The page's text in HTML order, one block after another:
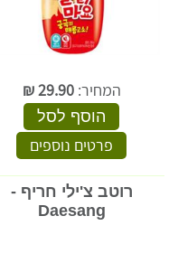
המחיר:29.90
₪
הוסף לסל
פרטים נוספים
רוטב צ'ילי חריף -
Daesang